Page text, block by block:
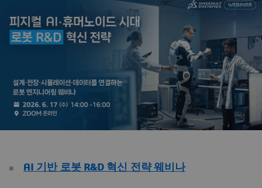
AI 기반 로봇 R&D 혁신 전략 웨비나